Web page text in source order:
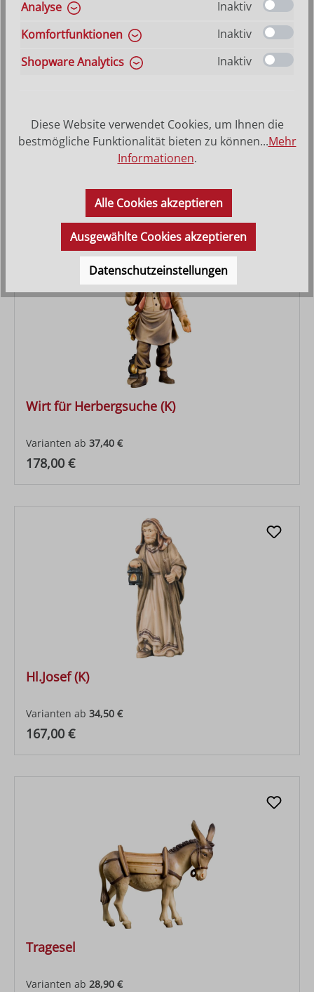
Herbergsuche 5t.
Regulärer Preis:
Wirt für Herbergsuche (K)
Varianten ab 37,40 €
Regulärer Preis:
178,00 €
Hl.Josef (K)
Varianten ab 34,50 €
Regulärer Preis:
167,00 €
Tragesel
Varianten ab 28,90 €
Analyse
Inaktiv
Komfortfunktionen
Inaktiv
Shopware Analytics
Inaktiv
Diese Website verwendet Cookies, um Ihnen die
bestmögliche Funktionalität bieten zu können...Mehr
Informationen.
Alle Cookies akzeptieren
Ausgewählte Cookies akzeptieren
Datenschutzeinstellungen